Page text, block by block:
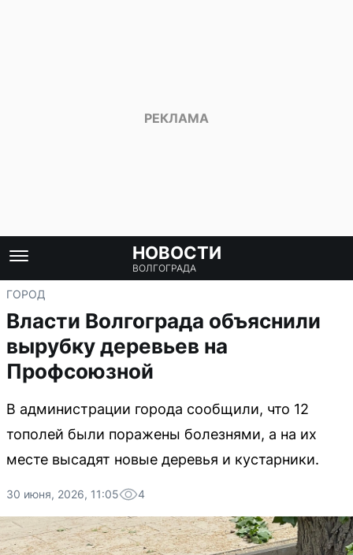
НОВОСТИ
ВОЛГОГРАДА
ГОРОД
Власти Волгограда объяснили
вырубку деревьев на
Профсоюзной
В администрации города сообщили, что 12
тополей были поражены болезнями, а на их
месте высадят новые деревья и кустарники.
30 июня, 2026, 11:05 4